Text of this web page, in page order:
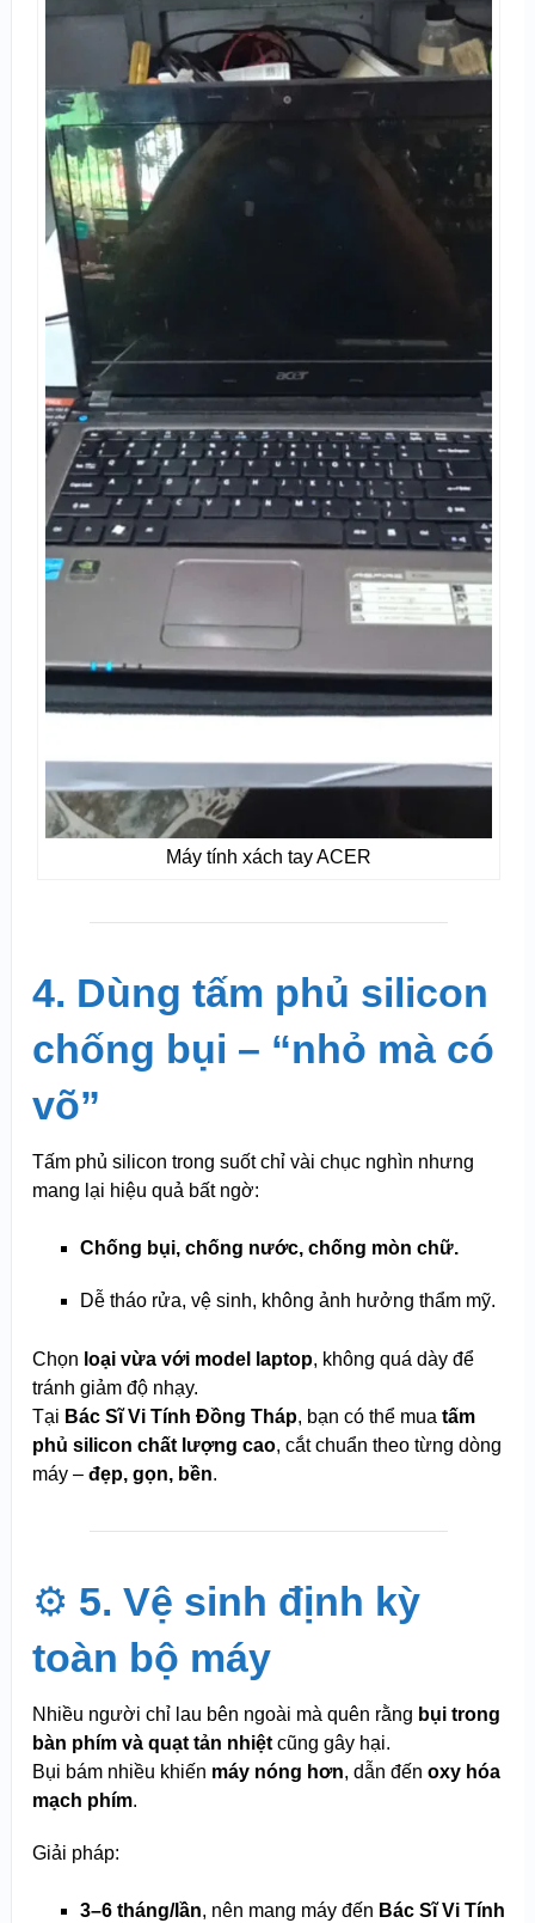
Máy tính xách tay ACER
4. Dùng tấm phủ silicon
chống bụi – “nhỏ mà có
võ”
Tấm phủ silicon trong suốt chỉ vài chục nghìn nhưng
mang lại hiệu quả bất ngờ:
Chống bụi, chống nước, chống mòn chữ.
Dễ tháo rửa, vệ sinh, không ảnh hưởng thẩm mỹ.
Chọn loại vừa với model laptop, không quá dày để
tránh giảm độ nhạy.
Tại Bác Sĩ Vi Tính Đồng Tháp, bạn có thể mua tấm
phủ silicon chất lượng cao, cắt chuẩn theo từng dòng
máy – đẹp, gọn, bền.
⚙️ 5. Vệ sinh định kỳ
toàn bộ máy
Nhiều người chỉ lau bên ngoài mà quên rằng bụi trong
bàn phím và quạt tản nhiệtcũng gây hại.
Bụi bám nhiều khiến máy nóng hơn, dẫn đến oxy hóa
mạch phím.
Giải pháp:
3–6 tháng/lần, nên mang máy đến Bác Sĩ Vi Tính